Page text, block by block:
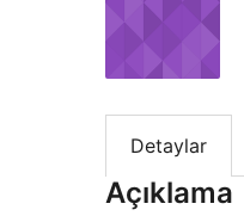
Detaylar
Açıklama